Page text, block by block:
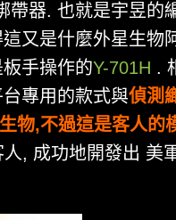
帶器. 也就是宇昱的
又是什麼外星生物
手操作的Y-701H .
專用的款式與偵測
物,不過這是客人的
, 成功地開發出 美